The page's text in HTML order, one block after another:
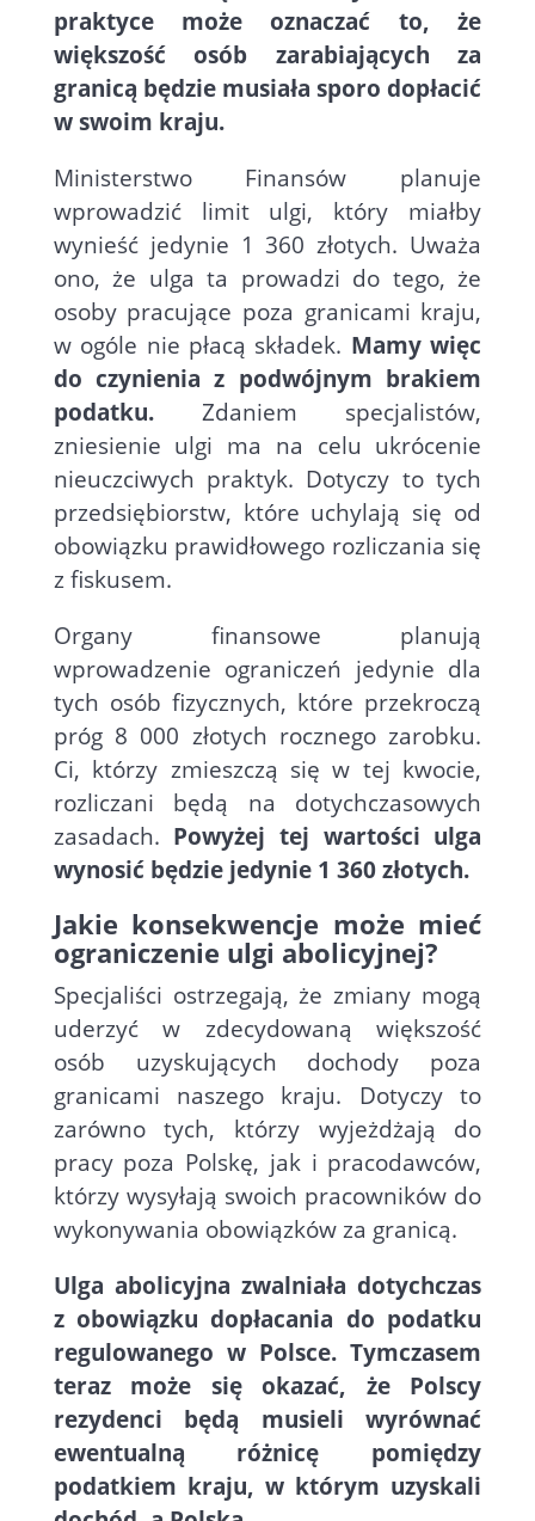
praktyce może oznaczać to, że
większość osób zarabiających za
granicą będzie musiała sporo dopłacić
w swoim kraju.
Ministerstwo Finansów planuje
wprowadzić limit ulgi, który miałby
wynieść jedynie 1 360 złotych. Uważa
ono, że ulga ta prowadzi do tego, że
osoby pracujące poza granicami kraju,
w ogóle nie płacą składek. Mamy więc
do czynienia z podwójnym brakiem
podatku. Zdaniem specjalistów,
zniesienie ulgi ma na celu ukrócenie
nieuczciwych praktyk. Dotyczy to tych
przedsiębiorstw, które uchylają się od
obowiązku prawidłowego rozliczania się
z fiskusem.
Organy finansowe planują
wprowadzenie ograniczeń jedynie dla
tych osób fizycznych, które przekroczą
próg 8 000 złotych rocznego zarobku.
Ci, którzy zmieszczą się w tej kwocie,
rozliczani będą na dotychczasowych
zasadach. Powyżej tej wartości ulga
wynosić będzie jedynie 1 360 złotych.
Jakie konsekwencje może mieć
ograniczenie ulgi abolicyjnej?
Specjaliści ostrzegają, że zmiany mogą
uderzyć w zdecydowaną większość
osób uzyskujących dochody poza
granicami naszego kraju. Dotyczy to
zarówno tych, którzy wyjeżdżają do
pracy poza Polskę, jak i pracodawców,
którzy wysyłają swoich pracowników do
wykonywania obowiązków za granicą.
Ulga abolicyjna zwalniała dotychczas
z obowiązku dopłacania do podatku
regulowanego w Polsce. Tymczasem
teraz może się okazać, że Polscy
rezydenci będą musieli wyrównać
ewentualną różnicę pomiędzy
podatkiem kraju, w którym uzyskali